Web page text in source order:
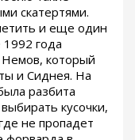
скатертями.
и еще один
года
Немов, который
и Сиднея. На
разбита
кусочки,
не пропадет